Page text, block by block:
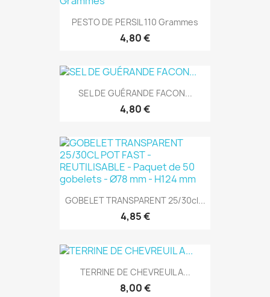
PESTO DE PERSIL 110 Grammes
4,80 €
SEL DE GUÉRANDE FACON...
4,80 €
GOBELET TRANSPARENT 25/30cl...
4,85 €
TERRINE DE CHEVREUIL A...
8,00 €